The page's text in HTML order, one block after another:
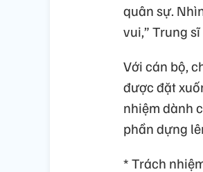
quân sự.
vui,” Trung
Với cán bộ,
được đặt
nhiệm dành
phần dựng
* Trách